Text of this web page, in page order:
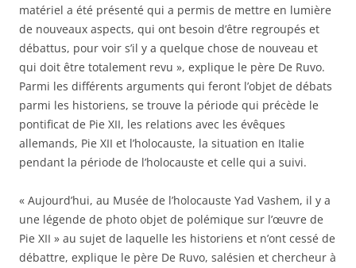
matériel a été présenté qui a permis de mettre en lumière
de nouveaux aspects, qui ont besoin d’être regroupés et
débattus, pour voir s’il y a quelque chose de nouveau et
qui doit être totalement revu », explique le père De Ruvo.
Parmi les différents arguments qui feront l’objet de débats
parmi les historiens, se trouve la période qui précède le
pontificat de Pie XII, les relations avec les évêques
allemands, Pie XII et l’holocauste, la situation en Italie
pendant la période de l’holocauste et celle qui a suivi.
« Aujourd’hui, au Musée de l’holocauste Yad Vashem, il y a
une légende de photo objet de polémique sur l’œuvre de
Pie XII » au sujet de laquelle les historiens et n’ont cessé de
débattre, explique le père De Ruvo, salésien et chercheur à